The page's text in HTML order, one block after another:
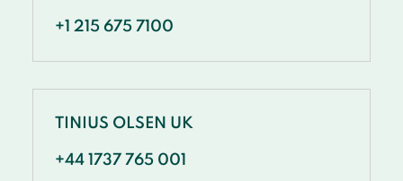
+1 215 675 7100
TINIUS OLSEN UK
+44 1737 765 001